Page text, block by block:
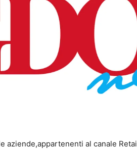
aziende,appartenenti al canale